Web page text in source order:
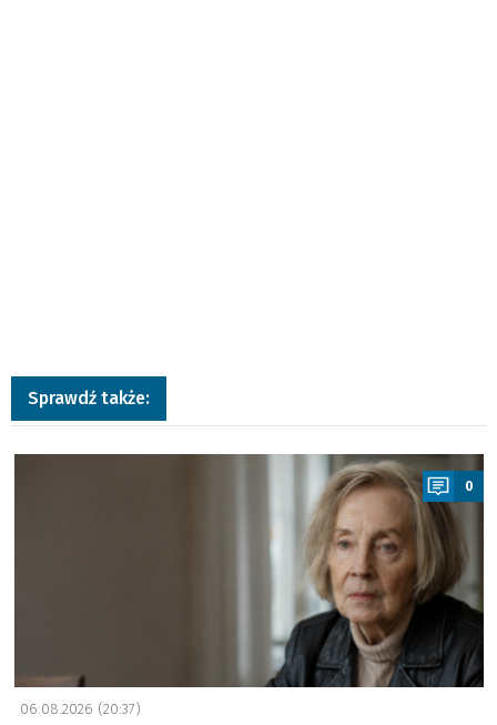
Sprawdź także:
a
0
06.08.2026 (20:37)